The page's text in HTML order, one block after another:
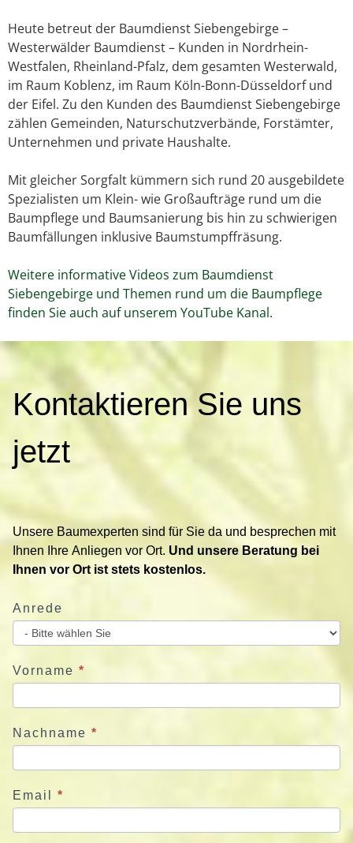
Heute betreut der Baumdienst Siebengebirge –
Westerwälder Baumdienst – Kunden in Nordrhein-
Westfalen, Rheinland-Pfalz, dem gesamten Westerwald,
im Raum Koblenz, im Raum Köln-Bonn-Düsseldorf und
der Eifel. Zu den Kunden des Baumdienst Siebengebirge
zählen Gemeinden, Naturschutzverbände, Forstämter,
Unternehmen und private Haushalte.
Mit gleicher Sorgfalt kümmern sich rund 20 ausgebildete
Spezialisten um Klein- wie Großaufträge rund um die
Baumpflege und Baumsanierung bis hin zu schwierigen
Baumfällungen inklusive Baumstumpffräsung.
Weitere informative Videos zum Baumdienst
Siebengebirge und Themen rund um die Baumpflege
finden Sie auch auf unserem YouTube Kanal.
o
n
t
e
r
e
S
e
u
n
s
e
t
Kontaktieren Sie uns
jetzt
Unsere Baumexperten sind für Sie da und besprechen mit
Ihnen Ihre Anliegen vor Ort. Und unsere Beratung bei
Ihnen vor Ort ist stets kostenlos.
Anrede
Vorname *
Nachname *
Email *